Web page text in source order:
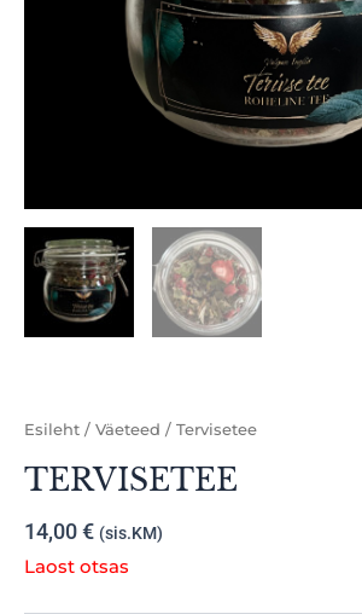
Esileht / Väeteed / Tervisetee
TERVISETEE
14,00€ (sis.KM)
Laost otsas